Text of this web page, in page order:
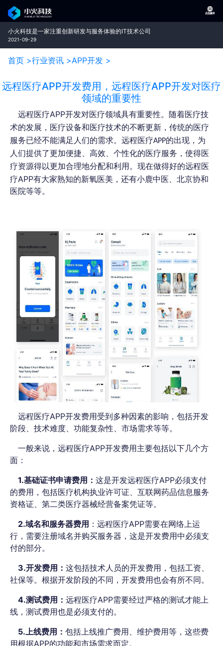
小火科技是一家注重创新研发与服务体验的IT技术公司
2021-09-29
首页 >行业资讯 >APP开发 >
远程医疗APP开发费用，远程医疗APP开发对医疗
领域的重要性
远程医疗APP开发对医疗领域具有重要性。随着医疗技
术的发展，医疗设备和医疗技术的不断更新，传统的医疗
服务已经不能满足人们的需求。远程医疗APP的出现，为
人们提供了更加便捷、高效、个性化的医疗服务，使得医
疗资源得以更加合理地分配和利用。 现在做得好的远程医
疗APP有大家熟知的新氧医美，还有小鹿中医、北京协和
医院等等。
远程医疗APP开发费用受到多种因素的影响，包括开发
阶段、技术难度、功能复杂性、市场需求等等。
一般来说，远程医疗APP开发费用主要包括以下几个方
面：
1.基础证书申请费用： 这是开发远程医疗APP必须支付
的费用，包括医疗机构执业许可证、互联网药品信息服务
资格证、第二类医疗器械经营备案凭证等。
2.域名和服务器费用 ：远程医疗APP需要在网络上运
行，需要注册域名并购买服务器，这是开发费用中必须支
付的部分。
3.开发费用： 这包括技术人员的开发费用，包括工资、
社保等。根据开发阶段的不同，开发费用也会有所不同。
4.测试费用： 远程医疗APP需要经过严格的测试才能上
线，测试费用也是必须支付的。
5.上线费用： 包括上线推广费用、维护费用等，这些费
用根据APP的功能和市场需求而定。